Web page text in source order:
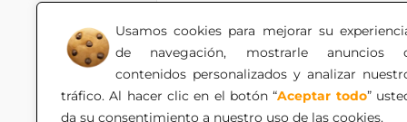
Usamos cookies para mejorar su
de navegación, mostrarle anuncios
contenidos personalizados y analizar
tráfico. Al hacer clic en el botón “Aceptar todo”
da su consentimiento a nuestro uso de las cookies.
transformamos vehículos en
máquinas de alto impacto,
combinando estética, seguridad y
tecnología de punta.